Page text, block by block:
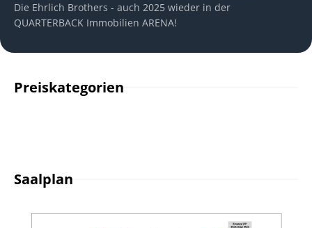
Die Ehrlich Brothers - auch 2025 wieder in der
QUARTERBACK Immobilien ARENA!
Preiskategorien
Saalplan